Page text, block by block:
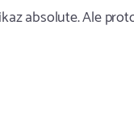
absolute. Ale